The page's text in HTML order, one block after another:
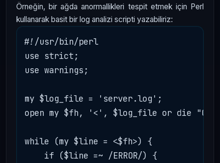
Örneğin, bir ağda anormallikleri tespit etmek için Perl
kullanarak basit bir log analizi scripti yazabiliriz:
#!/usr/bin/perl
use strict;
use warnings;
my $log_file = 'server.log';
open my $fh, '<', $log_file or die
while (my $line = <$fh>) {
    if ($line =~ /ERROR/) {